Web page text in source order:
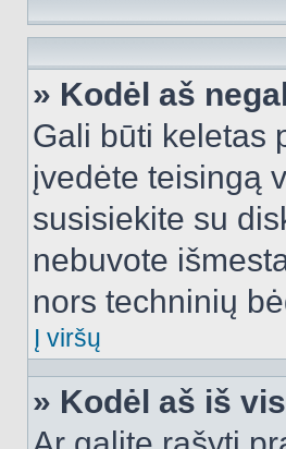
» Kodėl aš
Gali būti keletas
įvedėte teisingą
susisiekite su
nebuvote
nors techninių
Į viršų
» Kodėl aš iš